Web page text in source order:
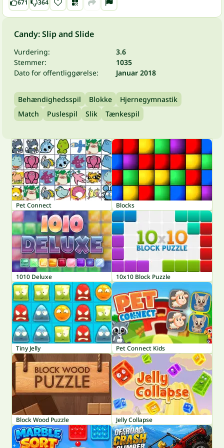
671 364
Candy: Slip and Slide
Vurdering:
3.6
Stemmer:
1035
Dato for offentliggørelse:
Januar 2018
Behændighedsspil Blokke
Hjernegymnastik
Match
Puslespil Slik Tænkespil
Pet Connect Blocks
1010 Deluxe 10x10 Block Puzzle
Tiny Jelly Pet Connect Kids
Block Wood Puzzle Jelly Collapse